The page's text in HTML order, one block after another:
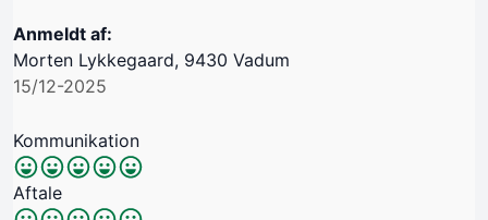
Anmeldt af:
Morten Lykkegaard, 9430 Vadum
15/12-2025
Kommunikation
Aftale